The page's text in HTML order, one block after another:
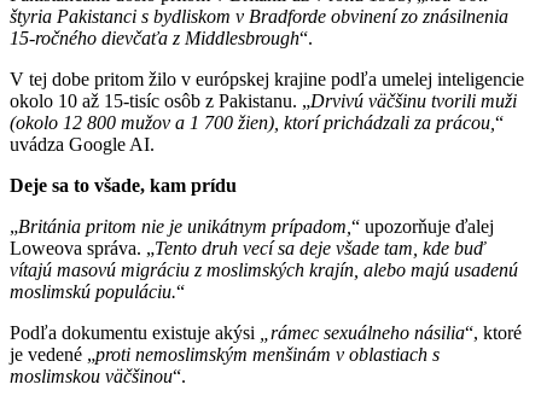
štyria Pakistanci s bydliskom v Bradforde obvinení zo znásilnenia
15-ročného dievčaťa z Middlesbrough“.
V tej dobe pritom žilo v európskej krajine podľa umelej inteligencie
okolo 10 až 15-tisíc osôb z Pakistanu. „Drvivú väčšinu tvorili muži
(okolo 12 800 mužov a 1 700 žien), ktorí prichádzali za prácou, “
uvádza Google AI.
Deje sa to všade, kam prídu
„Británia pritom nie je unikátnym prípadom, “ upozorňuje ďalej
Loweova správa. „Tento druh vecí sa deje všade tam, kde buď
vítajú masovú migráciu z moslimských krajín, alebo majú usadenú
moslimskú populáciu.“
Podľa dokumentu existuje akýsi
„rámec sexuálneho násilia“, ktoré
je vedené „proti nemoslimským menšinám v oblastiach s
moslimskou väčšinou“.